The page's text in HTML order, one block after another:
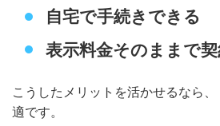
自宅で手続きできる
表示料金そのままで
こうしたメリットを活かせるなら、
適です。